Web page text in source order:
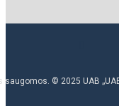
saugomos. © 2025 UAB